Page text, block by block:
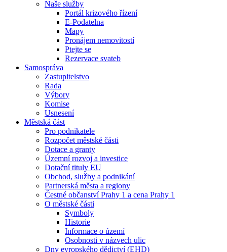
Naše služby
Portál krizového řízení
E-Podatelna
Mapy
Pronájem nemovitostí
Ptejte se
Rezervace svateb
Samospráva
Zastupitelstvo
Rada
Výbory
Komise
Usnesení
Městská část
Pro podnikatele
Rozpočet městské části
Dotace a granty
Územní rozvoj a investice
Dotační tituly EU
Obchod, služby a podnikání
Partnerská města a regiony
Čestné občanství Prahy 1 a cena Prahy 1
O městské části
Symboly
Historie
Informace o území
Osobnosti v názvech ulic
Dny evropského dědictví (EHD)